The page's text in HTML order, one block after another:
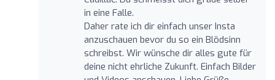
in eine Falle.
Daher rate ich dir einfach unser Insta
anzuschauen bevor du so ein Blödsinn
schreibst. Wir wünsche dir alles gute für
deine nicht ehrliche Zukunft. Einfach Bilder